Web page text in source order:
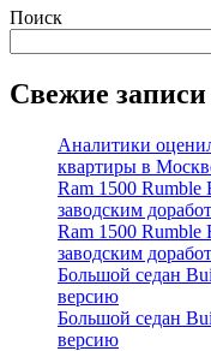
Поиск
Свежие записи
Аналитики
квартиры в
Ram 1500 Rumble
заводским
Ram 1500 Rumble
заводским
Большой седан
версию
Большой седан
версию